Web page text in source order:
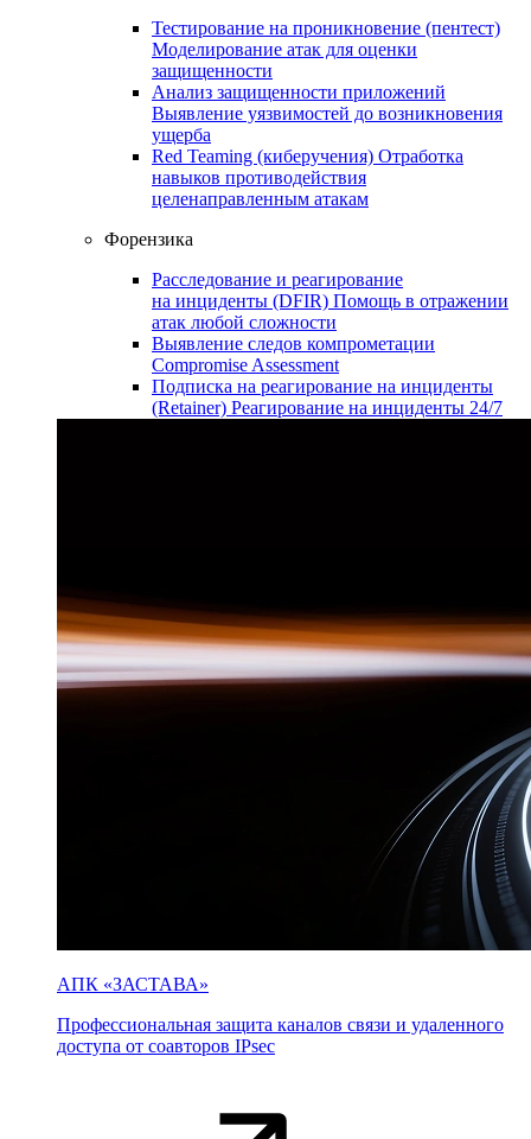
Тестирование на проникновение (пентест)
Моделирование атак для оценки
защищенности
Анализ защищенности приложений
Выявление уязвимостей до возникновения
ущерба
Red Teaming (киберучения) Отработка
навыков противодействия
целенаправленным атакам
Форензика
Расследование и реагирование
на инциденты (DFIR) Помощь в отражении
атак любой сложности
Выявление следов компрометации
Compromise Assessment
Подписка на реагирование на инциденты
(Retainer) Реагирование на инциденты 24/7
АПК «ЗАСТАВА»
Профессиональная защита каналов связи и удаленного
доступа от соавторов IPsec